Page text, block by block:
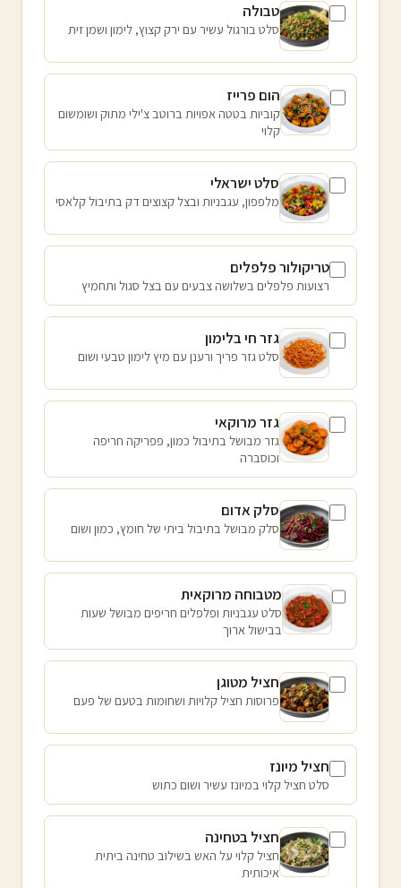
טבולה
סלט בורגול עשיר עם ירק קצוץ, לימון ושמן זית
הום פרייז
קוביות בטטה אפויות ברוטב צ'ילי מתוק ושומשום
קלוי
סלט ישראלי
מלפפון, עגבניות ובצל קצוצים דק בתיבול קלאסי
טריקולור פלפלים
רצועות פלפלים בשלושה צבעים עם בצל סגול ותחמיץ
גזר חי בלימון
סלט גזר פריך ורענן עם מיץ לימון טבעי ושום
גזר מרוקאי
גזר מבושל בתיבול כמון, פפריקה חריפה
וכוסברה
סלק אדום
סלק מבושל בתיבול ביתי של חומץ, כמון ושום
מטבוחה מרוקאית
סלט עגבניות ופלפלים חריפים מבושל שעות
בבישול ארוך
חציל מטוגן
פרוסות חציל קלויות ושחומות בטעם של פעם
חציל מיונז
סלט חציל קלוי במיונז עשיר ושום כתוש
חציל בטחינה
חציל קלוי על האש בשילוב טחינה ביתית
איכותית